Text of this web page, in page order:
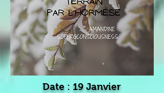
Date : 19 Janvier